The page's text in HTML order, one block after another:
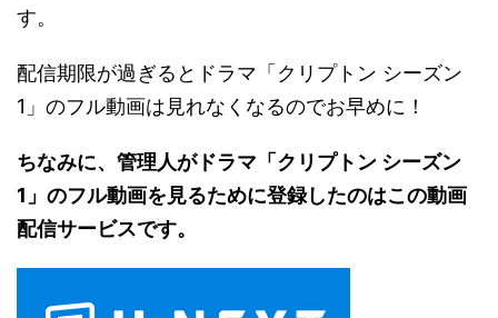
す。
配信期限が過ぎるとドラマ「クリプトン シーズン
1」のフル動画は見れなくなるのでお早めに！
ちなみに、管理人がドラマ「クリプトン シーズン
1」のフル動画を見るために登録したのはこの動画
配信サービスです。